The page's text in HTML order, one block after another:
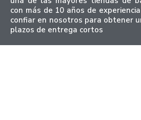
con más de 10 años de
confiar en nosotros para obtener
plazos de entrega cortos